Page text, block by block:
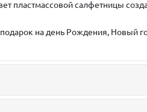
пластмассовой салфетницы
на день Рождения, Новый